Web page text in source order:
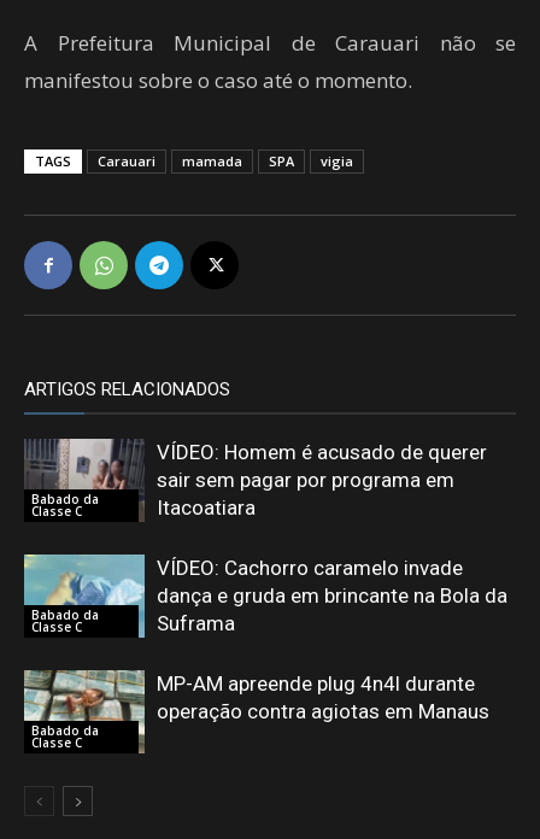
A Prefeitura Municipal de Carauari não se
manifestou sobre o caso até o momento.
TAGS Carauari mamada SPA vigia
ARTIGOS RELACIONADOS
Babado da
Classe C
VÍDEO: Homem é acusado de querer
sair sem pagar por programa em
Itacoatiara
Babado da
Classe C
VÍDEO: Cachorro caramelo invade
dança e gruda em brincante na Bola da
Suframa
Babado da
Classe C
MP-AM apreende plug 4n4l durante
operação contra agiotas em Manaus